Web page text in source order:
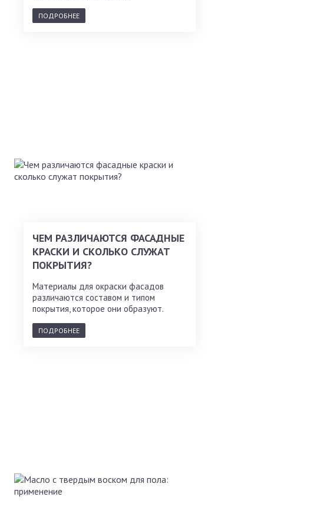
ПОДРОБНЕЕ
ЧЕМ РАЗЛИЧАЮТСЯ ФАСАДНЫЕ
КРАСКИ И СКОЛЬКО СЛУЖАТ
ПОКРЫТИЯ?
Материалы для окраски фасадов
различаются составом и типом
покрытия, которое они образуют.
ПОДРОБНЕЕ